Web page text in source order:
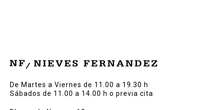
De Martes a Viernes de 11.00 a 19.30 h
Sábados de 11.00 a 14.00 h o previa cita